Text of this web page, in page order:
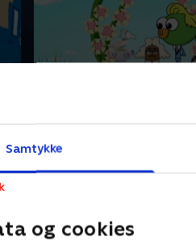
Samtykke
og cookies
SwaySway og Buhdeuce
på en sommerlejr kun for
Holdets stranddag går